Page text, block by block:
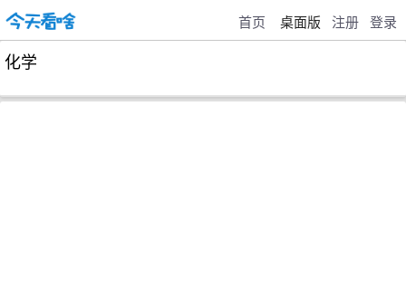
首页 桌面版 注册 登录
化学